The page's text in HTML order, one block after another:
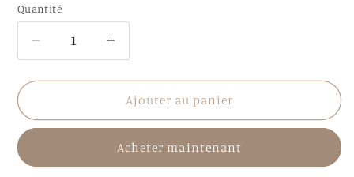
Quantité
Quantité
Réduire
la
quantité
Bague
Augmenter
la
quantité
de
Bague
Ajouter au panier
Acheter maintenant